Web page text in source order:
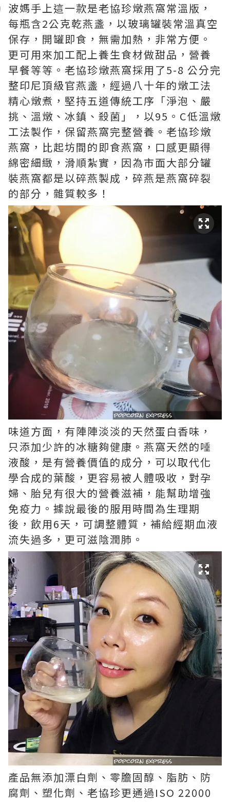
波媽手上這一款是老協珍燉燕窩常溫版，
每瓶含2公克乾燕盞，以玻璃罐裝常溫真空
保存，開罐即食，無需加熱，非常方便。
更可用來加工配上養生食材做甜品，營養
早餐等等。老協珍燉燕窩採用了5-8 公分完
整印尼頂級官燕盞，經過八十年的燉工法
精心燉煮，堅持五道傳統工序「淨泡、嚴
挑、溫燉、冰鎮、殺菌」，以95。C低溫燉
工法製作，保留燕窩完整營養。老協珍燉
燕窩，比起坊間的即食燕窩，口感更顯得
綿密細緻，滑順紮實，因為市面大部分罐
裝燕窩都是以碎燕製成，碎燕是燕窩碎裂
的部分，雜質較多！
味道方面，有陣陣淡淡的天然蛋白香味，
只添加少許的冰糖夠健康。燕窩天然的唾
液酸，是有營養價值的成分，可以取代化
學合成的葉酸，更容易被人體吸收，對孕
婦、胎兒有很大的營養滋補，能幫助增強
免疫力。據說最後的服用時間為生理期
後，飲用6天，可調整體質，補給經期血液
流失過多，更可滋陰潤肺。
產品無添加漂白劑、零膽固醇、脂肪、防
腐劑、塑化劑、老協珍更通過ISO 22000